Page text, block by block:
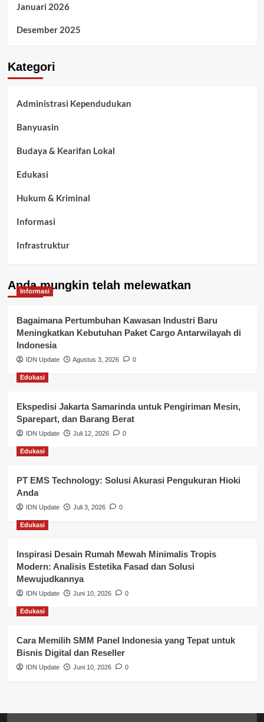
Januari 2026
Desember 2025
Kategori
Administrasi Kependudukan
Banyuasin
Budaya & Kearifan Lokal
Edukasi
Hukum & Kriminal
Informasi
Infrastruktur
Kepegawaian & ASN Banyuasin
Kesehatan
Keuangan
Lalu Lintas
Layanan Publik Kabupaten Banyuasin
Nasional
Pemerintahan
Pendidikan
Perbankan & Keuangan
Perpajakan & Keuangan
Profil Wilayah Banyuasin
Sosial & Budaya
Sosial & Kesejahteraan
Anda mungkin telah melewatkan
Informasi
Bagaimana Pertumbuhan Kawasan Industri Baru
Meningkatkan Kebutuhan Paket Cargo Antarwilayah di
Indonesia
IDN Update Agustus 3, 2026 0
Edukasi
Ekspedisi Jakarta Samarinda untuk Pengiriman Mesin,
Sparepart, dan Barang Berat
IDN Update Juli 12, 2026 0
Edukasi
PT EMS Technology: Solusi Akurasi Pengukuran Hioki
Anda
IDN Update Juli 3, 2026 0
Edukasi
Inspirasi Desain Rumah Mewah Minimalis Tropis
Modern: Analisis Estetika Fasad dan Solusi
Mewujudkannya
IDN Update Juni 10, 2026 0
Edukasi
Cara Memilih SMM Panel Indonesia yang Tepat untuk
Bisnis Digital dan Reseller
IDN Update Juni 10, 2026 0